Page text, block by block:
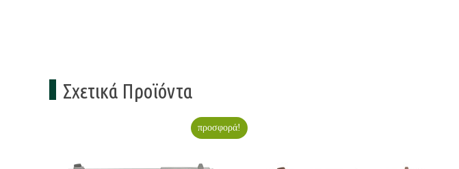
Σχετικά Προϊόντα
προσφορά!